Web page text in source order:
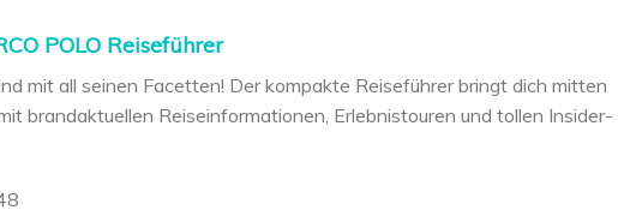
POLO Reiseführer
mit all seinen Facetten! Der kompakte Reiseführer bringt dich mitten
brandaktuellen Reiseinformationen, Erlebnistouren und tollen Insider-